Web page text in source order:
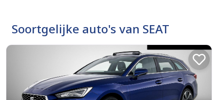
Soortgelijke auto's van SEAT